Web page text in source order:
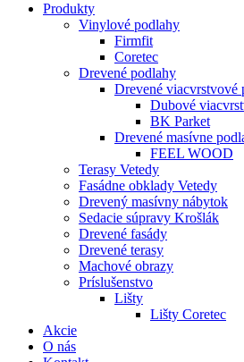
Produkty
Vinylové podlahy
Firmfit
Coretec
Drevené podlahy
Drevené viacvrstvové
Dubové
BK Parket
Drevené masívne
FEEL WOOD
Terasy Vetedy
Fasádne obklady Vetedy
Drevený masívny nábytok
Sedacie súpravy Krošlák
Drevené fasády
Drevené terasy
Machové obrazy
Príslušenstvo
Lišty
Lišty Coretec
Akcie
O nás